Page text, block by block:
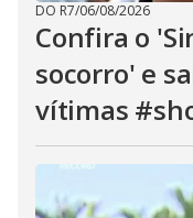
DO R7/06/08/2026
Confira o
socorro' e
vítimas